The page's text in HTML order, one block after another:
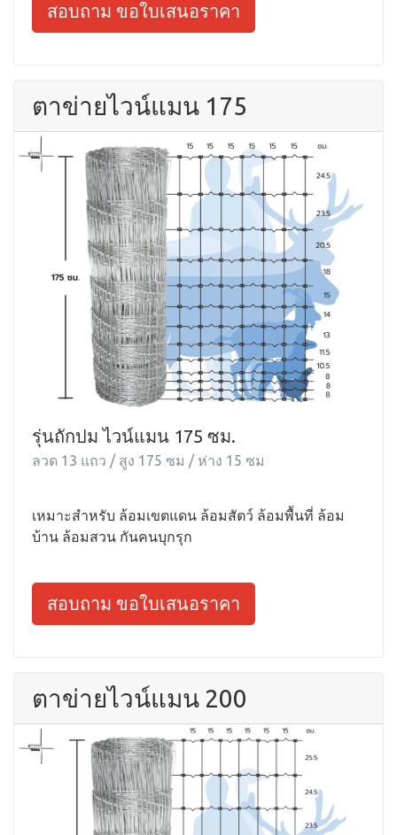
สอบถาม ขอใบเสนอราคา
ตาข่ายไวน์แมน 175
รุ่นถักปม ไวน์แมน 175 ซม.
ลวด 13 แถว / สูง 175 ซม / ห่าง 15 ซม
เหมาะสำหรับ ล้อมเขตแดน ล้อมสัตว์ ล้อมพื้นที่ ล้อม
บ้าน ล้อมสวน กันคนบุกรุก
สอบถาม ขอใบเสนอราคา
ตาข่ายไวน์แมน 200